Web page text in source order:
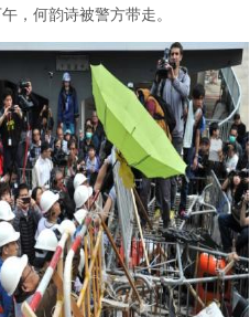
，何韵诗被警方带走。